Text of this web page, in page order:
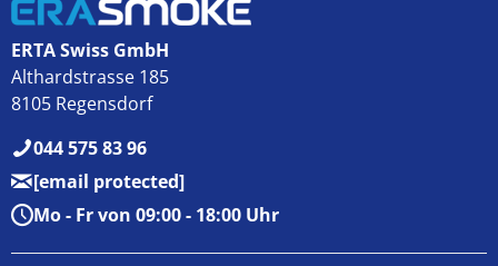
ERTA Swiss GmbH
Althardstrasse 185
8105 Regensdorf
044 575 83 96
[email protected]
Mo - Fr von 09:00 - 18:00 Uhr